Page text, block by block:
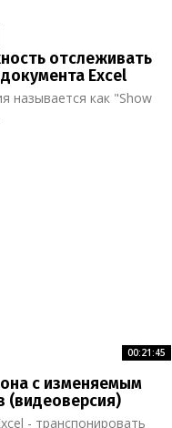
отслеживать
Excel
называется как "Show
00:21:45
с изменяемым
(видеоверсия)
- транспонировать